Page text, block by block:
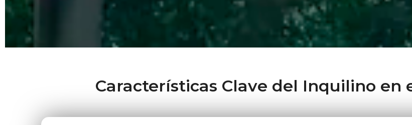
Características Clave del Inquilino en